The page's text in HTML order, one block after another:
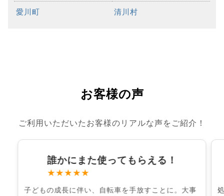
愛川町 清川村
お客様の声
ご利用いただいたお客様のリアルな声をご紹介！
誰かにまた使ってもらえる！
★★★★★
子どもの成長に伴い、自転車を手放すことに。大事